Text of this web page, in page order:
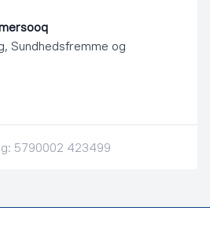
Sundhedsfremme og
5790002 423499